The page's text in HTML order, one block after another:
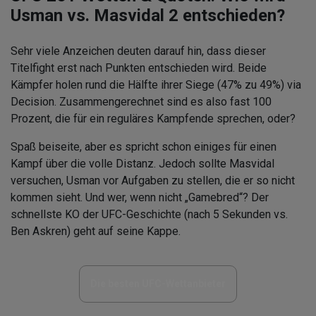
Usman vs. Masvidal 2 entschieden?
Sehr viele Anzeichen deuten darauf hin, dass dieser
Titelfight erst nach Punkten entschieden wird. Beide
Kämpfer holen rund die Hälfte ihrer Siege (47% zu 49%) via
Decision. Zusammengerechnet sind es also fast 100
Prozent, die für ein reguläres Kampfende sprechen, oder?
Spaß beiseite, aber es spricht schon einiges für einen
Kampf über die volle Distanz. Jedoch sollte Masvidal
versuchen, Usman vor Aufgaben zu stellen, die er so nicht
kommen sieht. Und wer, wenn nicht „Gamebred“? Der
schnellste KO der UFC-Geschichte (nach 5 Sekunden vs.
Ben Askren) geht auf seine Kappe.